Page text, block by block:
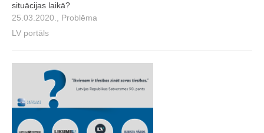
situācijas laikā?
25.03.2020., Problēma
LV portāls